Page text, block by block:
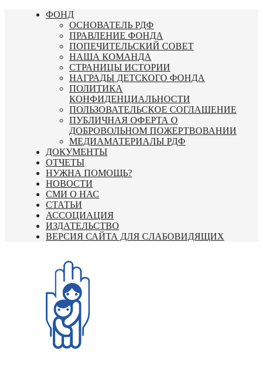
Перейти
ФОНД
ОСНОВАТЕЛЬ РДФ
ПРАВЛЕНИЕ ФОНДА
ПОПЕЧИТЕЛЬСКИЙ СОВЕТ
НАША КОМАНДА
СТРАНИЦЫ ИСТОРИИ
НАГРАДЫ ДЕТСКОГО ФОНДА
ПОЛИТИКА
КОНФИДЕНЦИАЛЬНОСТИ
ПОЛЬЗОВАТЕЛЬСКОЕ СОГЛАШЕНИЕ
ПУБЛИЧНАЯ ОФЕРТА О
ДОБРОВОЛЬНОМ ПОЖЕРТВОВАНИИ
МЕДИАМАТЕРИАЛЫ РДФ
ДОКУМЕНТЫ
ОТЧЕТЫ
НУЖНА ПОМОЩЬ?
НОВОСТИ
СМИ О НАС
СТАТЬИ
АССОЦИАЦИЯ
ИЗДАТЕЛЬСТВО
ВЕРСИЯ САЙТА ДЛЯ СЛАБОВИДЯЩИХ